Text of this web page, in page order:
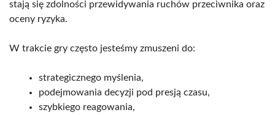
stają się zdolności przewidywania ruchów przeciwnika oraz
oceny ryzyka.
W trakcie gry często jesteśmy zmuszeni do:
strategicznego myślenia,
podejmowania decyzji pod presją czasu,
szybkiego reagowania,